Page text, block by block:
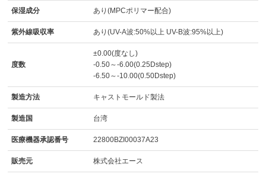
保湿成分 あり(MPCポリマー配合)
紫外線吸収率 あり(UV-A波:50%以上 UV-B波:95%以上)
度数
±0.00(度なし)
-0.50～-6.00(0.25Dstep)
-6.50～-10.00(0.50Dstep)
製造方法 キャストモールド製法
製造国 台湾
医療機器承認番号 22800BZI00037A23
販売元 株式会社エース